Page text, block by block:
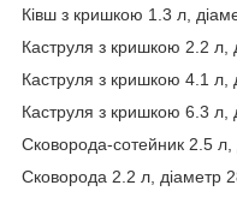
Ківш з кришкою 1.3 л,
Каструля з кришкою 2.2 л,
Каструля з кришкою 4.1 л,
Каструля з кришкою 6.3 л,
Сковорода-сотейник 2.5
Сковорода 2.2 л, діаметр